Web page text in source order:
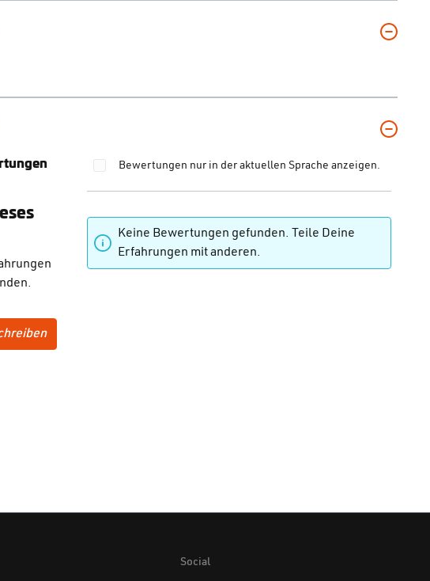
Bewertung von 0 von 5 Sternen
Bewertungen nur in der aktuellen Sprache anzeigen.
Keine Bewertungen gefunden. Teile Deine
Erfahrungen mit anderen.
Social